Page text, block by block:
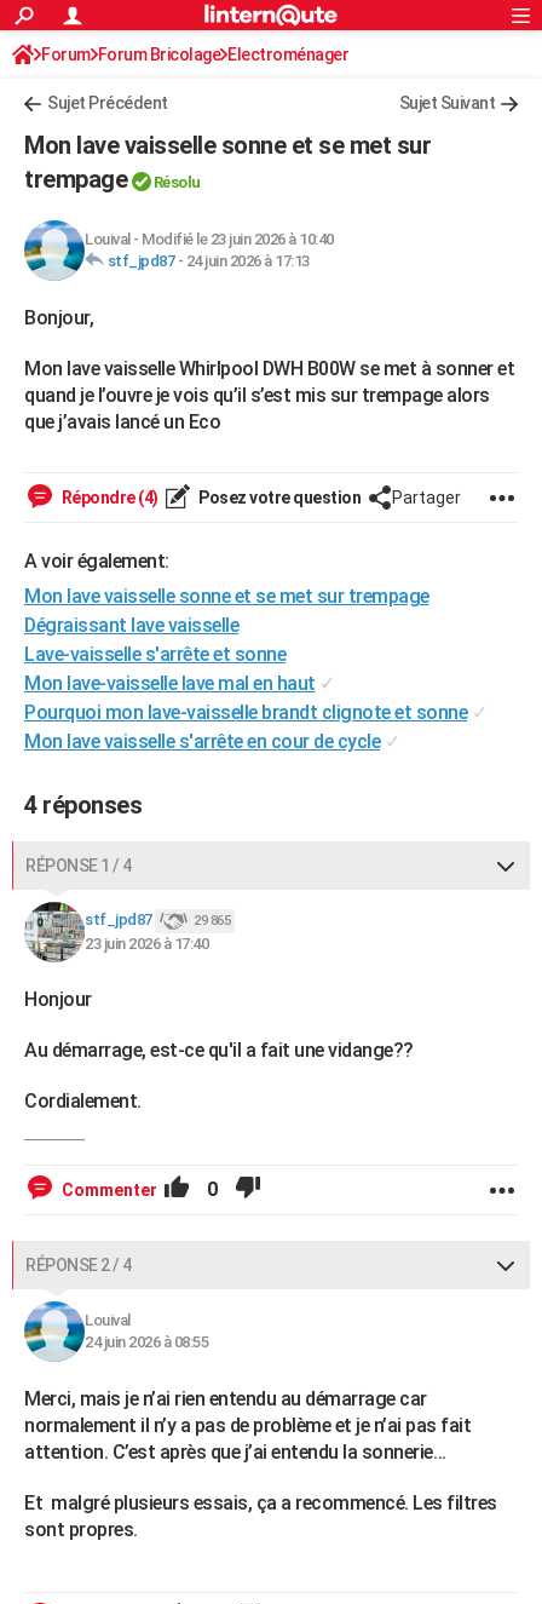
ACTUALITÉS
Politique
Société
Faits Divers
Education
Monde
Villes
+
Programme TV
TNTStreaming
Cinéma
Sorties cinéma
Musique
+FINANCE
Retraite
Impôts
Epargne
Immobilier
Risques naturels par ville
Banque
Assurance
Crédit
AUTO
Essais
Réserver un essai
Citadines
Berlines
SUV
Forum auto
+HIGH-TECH
Mobiles
Meilleur smartphone
Internet
Ordinateurs
Jeux vidéo
Guide high-tech
BRICOLAGE
Forum
Aménagement intérieur
Extérieur
Cuisine
Salle de bains
Jardinage
Rangement
WEEK-END
Guides de France
Escapades
Patrimoine
Expositions
Musées
Week-end nature
+LIFESTYLE
Destinations
City break
Voyage nature
Voyage de noces
Forum
Climat
+PHOTO
GUIDES D'ACHAT
BONS PLANS
CARTE DE VOEUX
Dictionnaire
Biographies
Citations
Expressions
Proverbes
PROGRAMME TV
COPAINS D'AVANT
S'inscrire
Se connecter
Lycées
Collèges
Primaires
Universités
Entreprises
Service militaire
Avis de recherche
AVIS DE DÉCÈS
FORUM
Bricolage
Lifestyle
Culture
Sport
Auto
Television
Voyage
Cinema
S'inscrire
Connexion
Forum Forum Bricolage Electroménager
Sujet Précédent Sujet Suivant
Mon lave vaisselle sonne et se met sur
trempage
Résolu
Louival - Modifié le 23 juin 2026 à 10:40
stf_jpd87- 24 juin 2026 à 17:13
Bonjour,
Mon lave vaisselle Whirlpool DWH B00W se met à sonner et
quand je l’ouvre je vois qu’il s’est mis sur trempage alors
que j’avais lancé un Eco
Répondre (4) Posez votre question Partager
A voir également:
Mon lave vaisselle sonne et se met sur trempage
Dégraissant lave vaisselle
Lave-vaisselle s'arrête et sonne
Mon lave-vaisselle lave mal en haut ✓
Pourquoi mon lave-vaisselle brandt clignote et sonne ✓
Mon lave vaisselle s'arrête en cour de cycle ✓
4 réponses
RÉPONSE 1 / 4
stf_jpd87 29 865
23 juin 2026 à 17:40
Honjour
Au démarrage, est-ce qu'il a fait une vidange??
Cordialement.
Commenter 0
RÉPONSE 2 / 4
Louival
24 juin 2026 à 08:55
Merci, mais je n’ai rien entendu au démarrage car
normalement il n’y a pas de problème et je n’ai pas fait
attention. C’est après que j’ai entendu la sonnerie…
Et malgré plusieurs essais, ça a recommencé. Les filtres
sont propres.